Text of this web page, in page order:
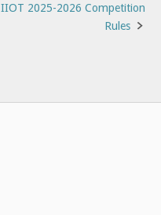
IIOT 2025-2026 Competition
Rules